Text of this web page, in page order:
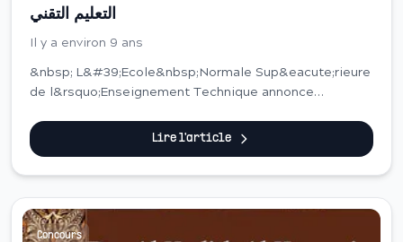
التعليم التقني
Il y a environ 9 ans
&nbsp; L&#39;Ecole&nbsp;Normale Sup&eacute;rieure
de l&rsquo;Enseignement Technique annonce
de l&rsquo;ann&eacute;e Universitaire 2017-2018 dan...
Lire l'article
Concours